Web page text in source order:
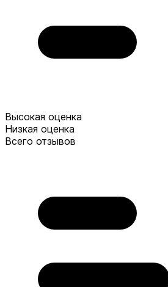
Высокая оценка
Низкая оценка
Всего отзывов